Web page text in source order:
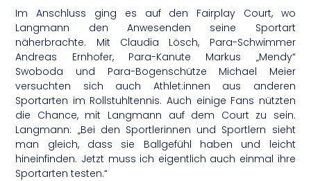
Im Anschluss ging es auf den Fairplay Court, wo
Langmann den Anwesenden seine Sportart
näherbrachte. Mit Claudia Lösch, Para-Schwimmer
Andreas Ernhofer, Para-Kanute Markus „Mendy“
Swoboda und Para-Bogenschütze Michael Meier
versuchten sich auch Athlet:innen aus anderen
Sportarten im Rollstuhltennis. Auch einige Fans nützten
die Chance, mit Langmann auf dem Court zu sein.
Langmann: „Bei den Sportlerinnen und Sportlern sieht
man gleich, dass sie Ballgefühl haben und leicht
hineinfinden. Jetzt muss ich eigentlich auch einmal ihre
Sportarten testen.“